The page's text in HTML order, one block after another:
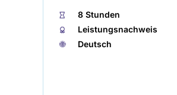
⏱
8 Stunden
🏅︎
Leistungsnachweis
🌐︎
Deutsch